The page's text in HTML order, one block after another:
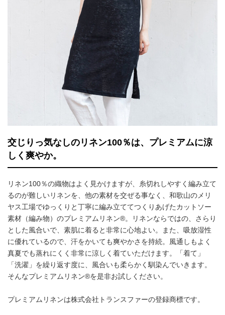
交じりっ気なしのリネン100％は、プレミアムに涼
しく爽やか。
リネン100％の織物はよく見かけますが、糸切れしやすく編み立て
るのが難しいリネンを、他の素材を交ぜる事なく、和歌山のメリ
ヤス工場でゆっくりと丁寧に編み立ててつくりあげたカットソー
素材（編み物）のプレミアムリネン®。リネンならではの、さらり
とした風合いで、素肌に着ると非常に心地よい。また、吸放湿性
に優れているので、汗をかいても爽やかさを持続。風通しもよく
真夏でも蒸れにくく非常に涼しく着ていただけます。「着て」
「洗濯」を繰り返す度に、風合いも柔らかく馴染んでいきます。
そんなプレミアムリネン®を是非お試しください。
プレミアムリネンは株式会社トランスファーの登録商標です。